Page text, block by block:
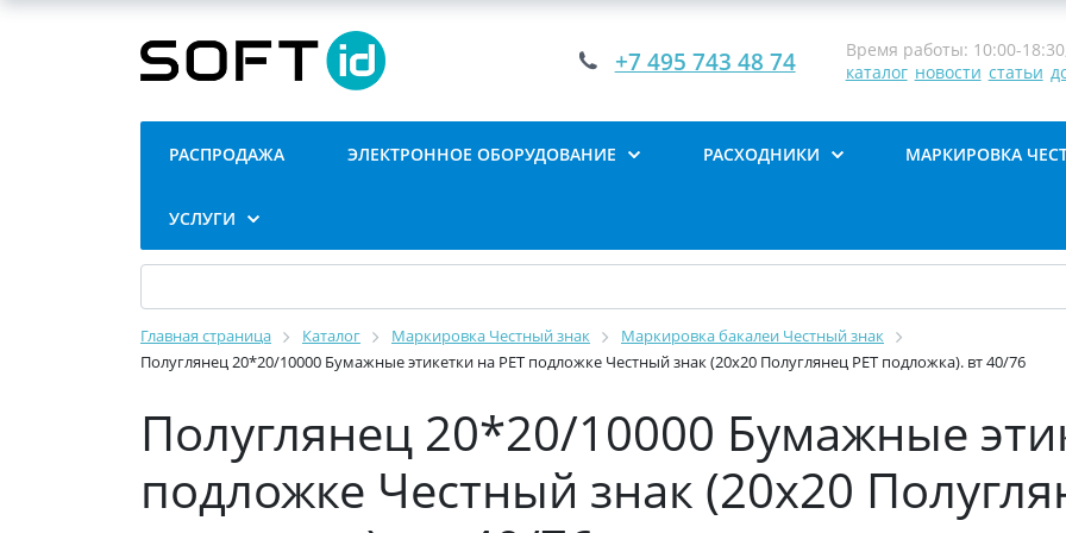
+7 495 743 48 74
Время работы: 10:00-
каталог новости статьи
РАСПРОДАЖА ЭЛЕКТРОННОЕ ОБОРУДОВАНИЕ РАСХОДНИКИ МАРКИРОВКА
УСЛУГИ
Главная страница Каталог Маркировка Честный знак
Маркировка бакалеи Честный знак
Полуглянец 20*20/10000 Бумажные этикетки на PET подложке Честный знак (20х20 Полуглянец PET подложка). вт 40/76
Полуглянец 20*20/10000 Бумажные
подложке Честный знак (20х20